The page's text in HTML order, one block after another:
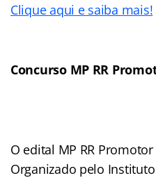
Clique aqui e saiba mais!
Concurso MP RR
O edital MP RR
Organizado pelo